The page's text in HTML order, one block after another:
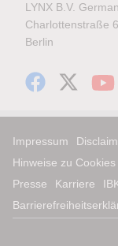
LYNX B.V.
Charlottenstraße
Berlin
Impressum
Hinweise zu Cookies
Presse
Karriere